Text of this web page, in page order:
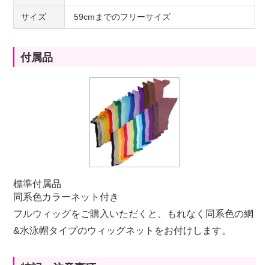
サイズ 59cmまでのフリーサイズ
付属品
標準付属品
同系色カラーネット付き
フルウィッグをご購入いただくと、もれなく同系色の網
&水泳帽タイプのウィッグネットをお付けします。